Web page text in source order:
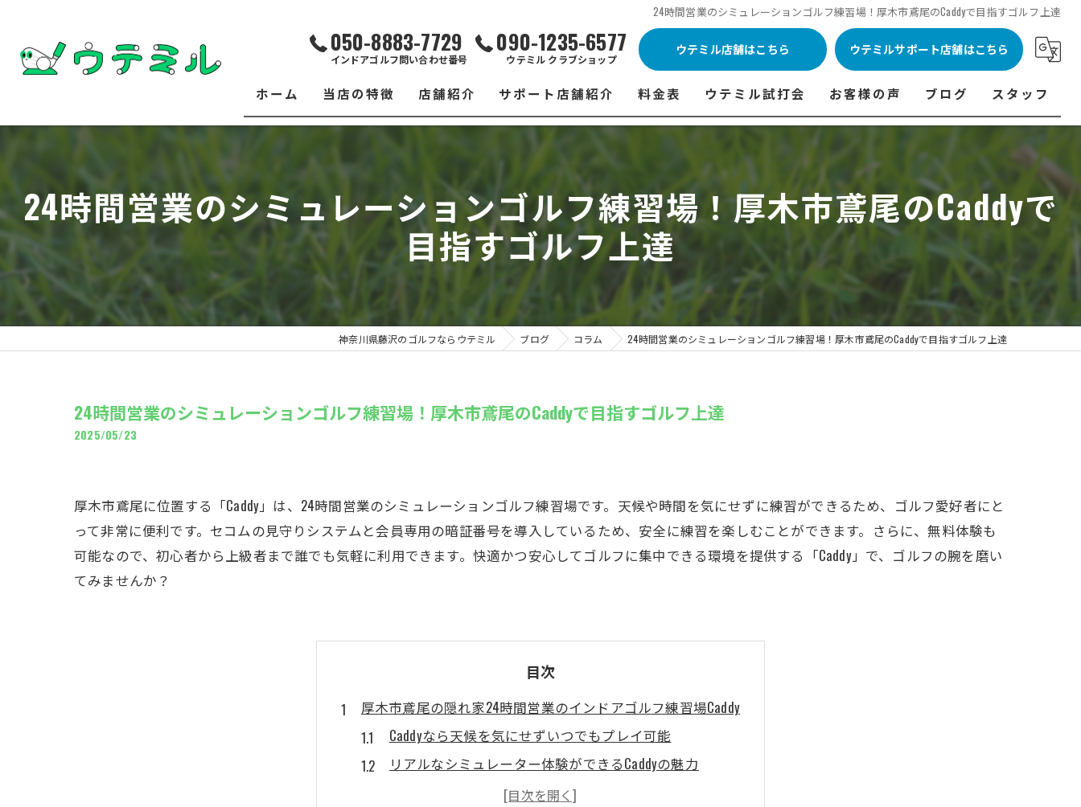
24時間営業のシミュレーションゴルフ練習場！厚木市鳶尾のCaddyで目指すゴルフ上達
050-8883-7729
インドアゴルフ問い合わせ番号
090-1235-6577
ウテミル クラブショップ
ウテミル店舗はこちら ウテミルサポート店舗はこちら
ホーム 当店の特徴
練習場
フィッティング
クラブショップ
店舗紹介
ウテミル 浦安駅前店
市原インドアゴルフ
ウテミルスクール高崎店
サポート店舗紹介
シミュレーションゴルフ Caddy
スズヨンゴルフクラブ(SUZU4-GOLFCLUB)
料金表
浦安駅前店 料金表
市原インドアゴルフ 料金表
ウテミルスクール高崎店 料金表
サポート店舗 料金表
シミュレーションゴルフ Caddy 料金表
Golfet亀有店 料金表
ウテミル試打会
ウテミル試打会とは・・・
ウテミル試打会日程
フィッテイング・試打会 商品ラインナップ一覧
よくある質問
試打会開催受付
お客様の声
フィッテイング・試打会参加者の声
ブログ スタッフ
代表あいさつ
24時間営業のシミュレーションゴルフ練習場！厚木市鳶尾のCaddyで
目指すゴルフ上達
神奈川県藤沢のゴルフならウテミル ブログ コラム 24時間営業のシミュレーションゴルフ練習場！厚木市鳶尾のCaddyで目指すゴルフ上達
24時間営業のシミュレーションゴルフ練習場！厚木市鳶尾のCaddyで目指すゴルフ上達
2025/05/23
厚木市鳶尾に位置する「Caddy」は、24時間営業のシミュレーションゴルフ練習場です。天候や時間を気にせずに練習ができるため、ゴルフ愛好者にと
って非常に便利です。セコムの見守りシステムと会員専用の暗証番号を導入しているため、安全に練習を楽しむことができます。さらに、無料体験も
可能なので、初心者から上級者まで誰でも気軽に利用できます。快適かつ安心してゴルフに集中できる環境を提供する「Caddy」で、ゴルフの腕を磨い
てみませんか？
目次
厚木市鳶尾の隠れ家24時間営業のインドアゴルフ練習場Caddy
Caddyなら天候を気にせずいつでもプレイ可能
リアルなシミュレーター体験ができるCaddyの魅力
厚木市で24時間ゴルフ練習を楽しめる場所